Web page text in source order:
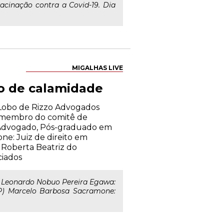
contra a Covid-19. Dia
MIGALHAS LIVE
de calamidade
de Rizzo Advogados
do comitê de
Pós-graduado em
Juiz de direito em
Roberta Beatriz do
Nobuo Pereira Egawa:
Marcelo Barbosa Sacramone: